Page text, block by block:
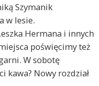
Szymanik
w lesie.
Hermana i innych
poświęcimy też
W sobotę
kawa? Nowy rozdział